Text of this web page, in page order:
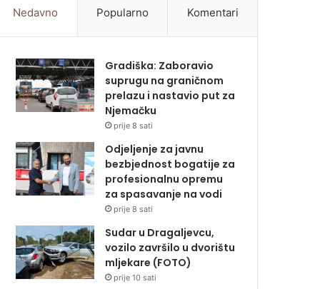
Nedavno Popularno Komentari
Gradiška: Zaboravio
suprugu na graničnom
prelazu i nastavio put za
Njemačku
prije 8 sati
Odjeljenje za javnu
bezbjednost bogatije za
profesionalnu opremu
za spasavanje na vodi
prije 8 sati
Sudar u Dragaljevcu,
vozilo završilo u dvorištu
mljekare (FOTO)
prije 10 sati